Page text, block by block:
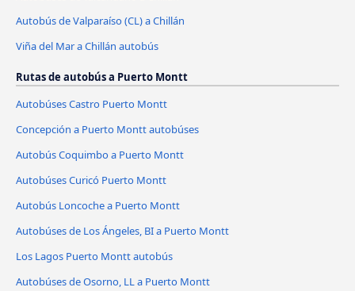
Autobús de Valparaíso (CL) a Chillán
Viña del Mar a Chillán autobús
Rutas de autobús a Puerto Montt
Autobúses Castro Puerto Montt
Concepción a Puerto Montt autobúses
Autobús Coquimbo a Puerto Montt
Autobúses Curicó Puerto Montt
Autobús Loncoche a Puerto Montt
Autobúses de Los Ángeles, BI a Puerto Montt
Los Lagos Puerto Montt autobús
Autobúses de Osorno, LL a Puerto Montt